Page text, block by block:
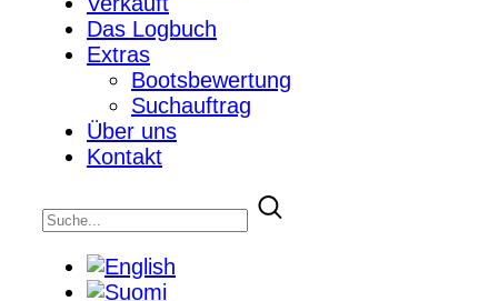
Das Logbuch
Extras
Bootsbewertung
Suchauftrag
Über uns
Kontakt